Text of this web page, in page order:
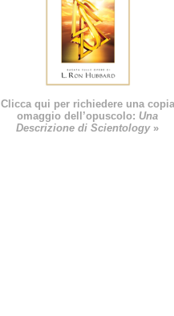
Clicca qui per richiedere una copia
omaggio dell’opuscolo: Una
Descrizione di Scientology»